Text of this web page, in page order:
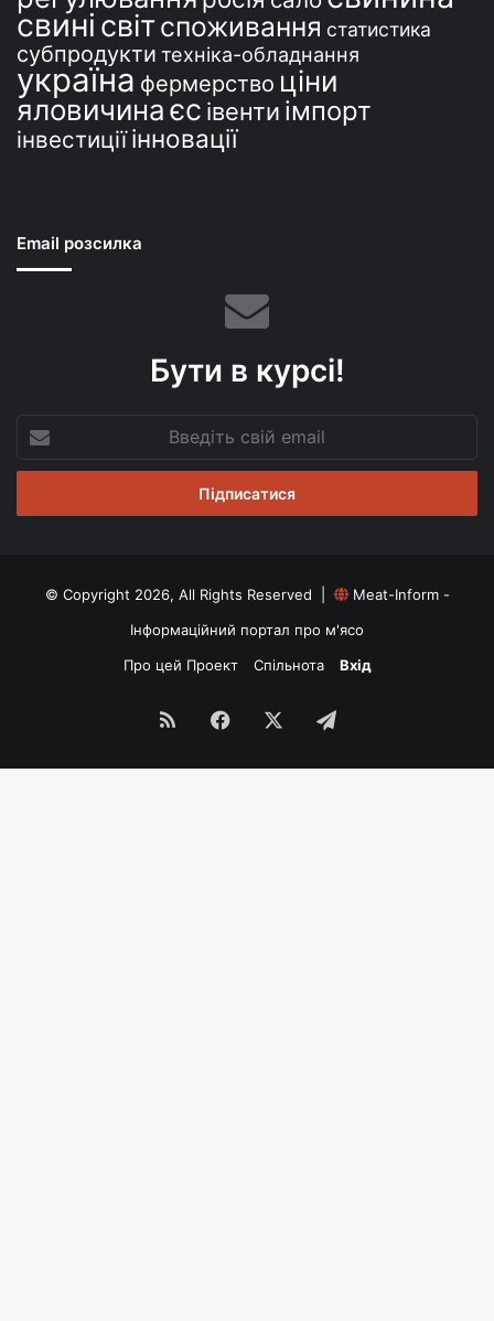
свині світспоживання статистика
субпродукти техніка-обладнання
україна фермерство ціни
яловичинаєс івенти імпорт
інвестиції інновації
Email розсилка
Бути в курсі!
свій
email
© Copyright 2026, All Rights Reserved |
Meat-Inform -
Інформаційний портал про м'ясо
Про цей Проект
Спільнота Вхід
RSS Facebook